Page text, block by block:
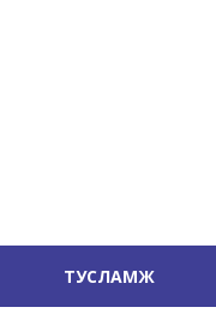
ТУСЛАМЖ